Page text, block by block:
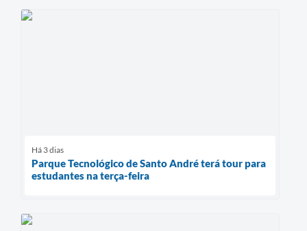
Há 3 dias
Parque Tecnológico de Santo André terá tour para
estudantes na terça-feira